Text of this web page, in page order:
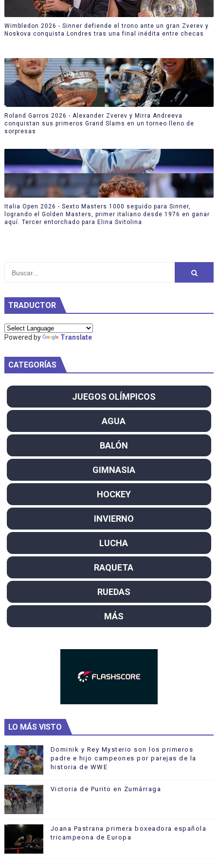
Wimbledon 2026 - Sinner defiende el trono ante un gran Zverev y
Noskova conquista Londres tras una final inédita entre checas
Roland Garros 2026 - Alexander Zverev y Mirra Andreeva
conquistan sus primeros Grand Slams en un torneo lleno de
sorpresas
Italia Open 2026 - Sexto Masters 1000 seguido para Sinner,
logrando el Golden Masters, primer italiano desde 1976 en ganar
aquí. Tercer entorchado para Elina Svitolina
TRADUCTOR
Powered by Translate
CATEGORÍAS
JUEGOS OLÍMPICOS
AGUA
BALÓN
GIMNASIA
HOCKEY
INVIERNO
LUCHA
RAQUETA
RUEDAS
MÁS
LO MÁS VISTO
Dominik y Rey Mysterio son los primeros
padre e hijo campeones por parejas de la
historia de WWE
Victoria de Purito en Zumárraga
Joana Pastrana primera boxeadora española
tricampeona de Europa